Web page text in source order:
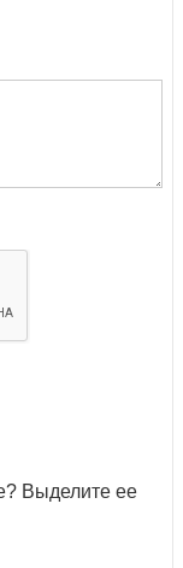
Выделите ее